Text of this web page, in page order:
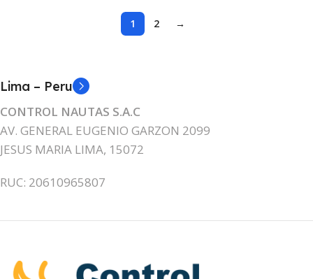
1 2 →
Lima – Peru
CONTROL NAUTAS S.A.C
AV. GENERAL EUGENIO GARZON 2099
JESUS MARIA LIMA, 15072
RUC: 20610965807